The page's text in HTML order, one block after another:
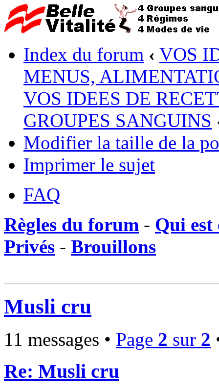
Index du forum ‹ VOS
MENUS,
VOS IDEES DE
GROUPES SANGUINS
Modifier la taille de la
Imprimer le sujet
FAQ
Règles du forum - Qui est
Privés - Brouillons
Musli cru
11 messages • Page 2 sur 2
Re: Musli cru